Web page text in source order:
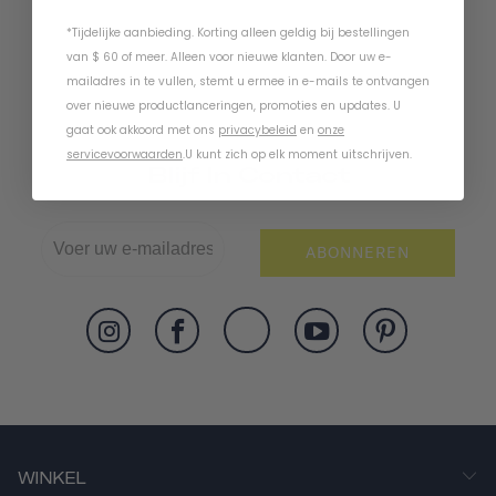
ABONNEREN
WINKEL
*Tijdelijke aanbieding. Korting alleen geldig bij bestellingen
van $ 60 of meer. Alleen voor nieuwe klanten. Door uw e-
mailadres in te vullen, stemt u ermee in e-mails te ontvangen
over nieuwe productlanceringen, promoties en updates. U
gaat ook akkoord met ons privacybeleid en onze
servicevoorwaarden.U kunt zich op elk moment uitschrijven.